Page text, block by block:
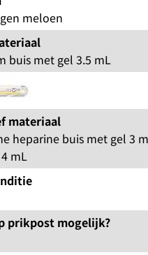
meloen
buis met gel 3.5 mL
materiaal
heparine buis met gel 3
mL
prikpost mogelijk?